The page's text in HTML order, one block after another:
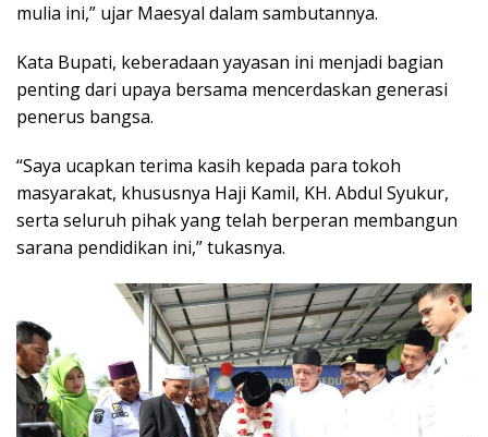
mulia ini,” ujar Maesyal dalam sambutannya.
Kata Bupati, keberadaan yayasan ini menjadi bagian
penting dari upaya bersama mencerdaskan generasi
penerus bangsa.
“Saya ucapkan terima kasih kepada para tokoh
masyarakat, khususnya Haji Kamil, KH. Abdul Syukur,
serta seluruh pihak yang telah berperan membangun
sarana pendidikan ini,” tukasnya.